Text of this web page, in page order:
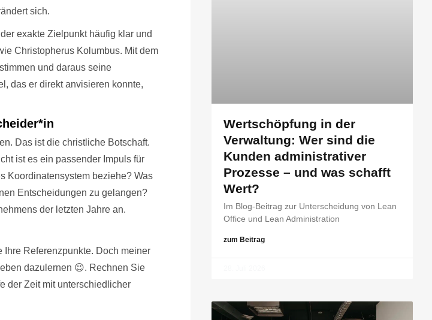
sich.
exakte Zielpunkt häufig klar und
Christopherus Kolumbus. Mit dem
und daraus seine
das er direkt anvisieren konnte,
Das ist die christliche Botschaft.
ist es ein passender Impuls für
Koordinatensystem beziehe? Was
Entscheidungen zu gelangen?
der letzten Jahre an.
Referenzpunkte. Doch meiner
dazulernen 😉. Rechnen Sie
der Zeit mit unterschiedlicher
Wertschöpfung in der
Verwaltung: Wer sind die
Kunden administrativer
Prozesse – und was schafft
Wert?
Im Blog-Beitrag zur Unterscheidung von Lean
Office und Lean Administration
zum Beitrag